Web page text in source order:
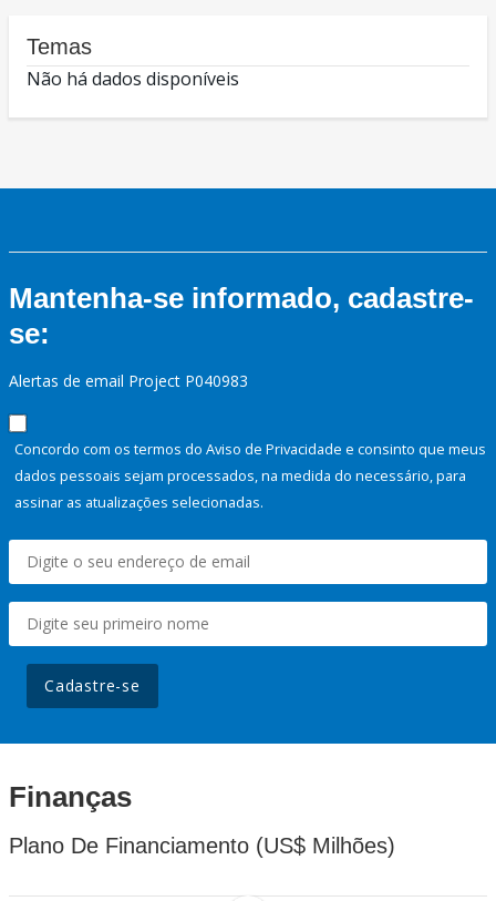
Temas
Não há dados disponíveis
Mantenha-se informado, cadastre-
se:
Alertas de email Project P040983
Concordo com os termos do Aviso de Privacidade e consinto que meus
dados pessoais sejam processados, na medida do necessário, para
assinar as atualizações selecionadas.
Cadastre-se
Finanças
Plano De Financiamento (US$ Milhões)